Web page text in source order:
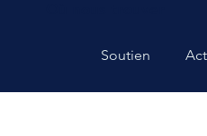
Soutien